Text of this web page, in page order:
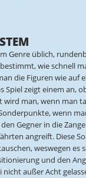
Genre üblich,
wie schnell
die Figuren wie auf
Spiel zeigt einem an,
man, wenn man
wenn
Gegner in die
angreift. Diese
weswegen es
und den
außer Acht